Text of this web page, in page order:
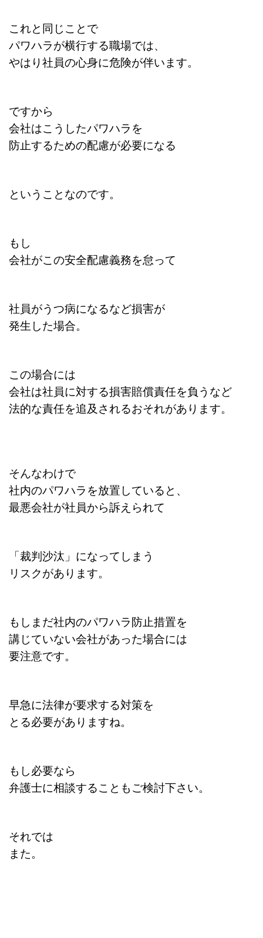
これと同じことで
パワハラが横行する職場では、
やはり社員の心身に危険が伴います。
ですから
会社はこうしたパワハラを
防止するための配慮が必要になる
ということなのです。
もし
会社がこの安全配慮義務を怠って
社員がうつ病になるなど損害が
発生した場合。
この場合には
会社は社員に対する損害賠償責任を負うなど
法的な責任を追及されるおそれがあります。
そんなわけで
社内のパワハラを放置していると、
最悪会社が社員から訴えられて
「裁判沙汰」になってしまう
リスクがあります。
もしまだ社内のパワハラ防止措置を
講じていない会社があった場合には
要注意です。
早急に法律が要求する対策を
とる必要がありますね。
もし必要なら
弁護士に相談することもご検討下さい。
それでは
また。